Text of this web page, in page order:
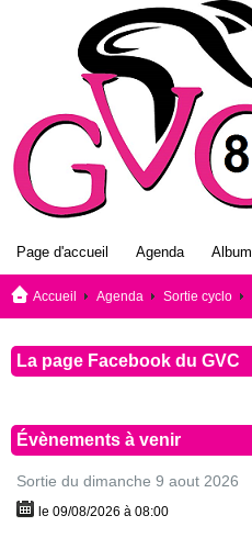
Page d'accueil Agenda Album
Accueil Agenda Sortie cyclo
La page Facebook du GVC
Évènements à venir
Sortie du dimanche 9 aout 2026
le 09/08/2026 à 08:00